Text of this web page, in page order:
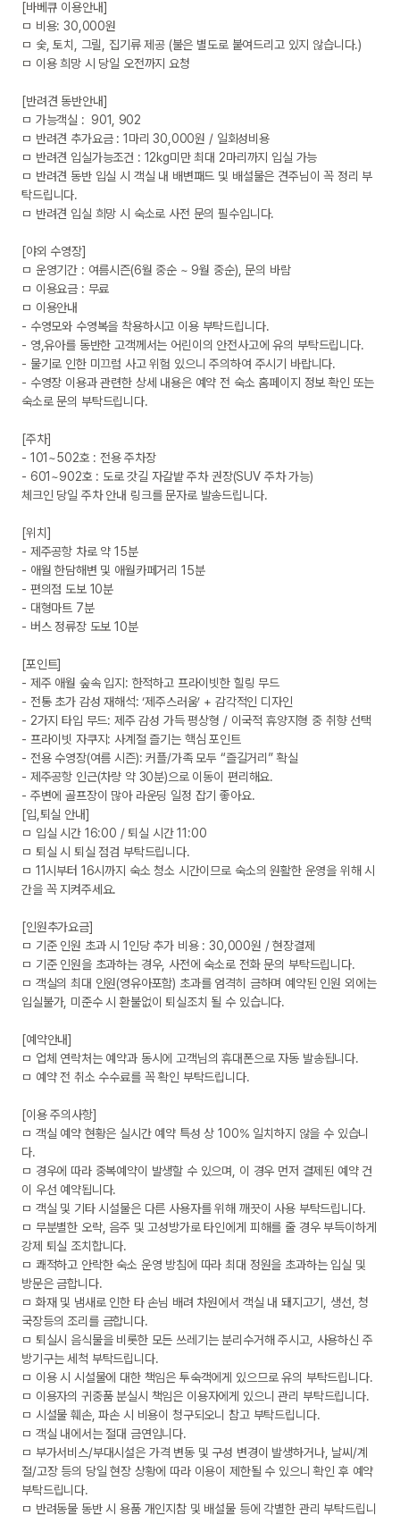
[바베큐 이용안내]
ㅁ 비용: 30,000원
ㅁ 숯, 토치, 그릴, 집기류 제공 (불은 별도로 붙여드리고 있지 않습니다.)
ㅁ 이용 희망 시 당일 오전까지 요청
[반려견 동반안내]
ㅁ 가능객실 :  901, 902
ㅁ 반려견 추가요금 : 1마리 30,000원 / 일회성비용
ㅁ 반려견 입실가능조건 : 12kg미만 최대 2마리까지 입실 가능
ㅁ 반려견 동반 입실 시 객실 내 배변패드 및 배설물은 견주님이 꼭 정리 부
탁드립니다.
ㅁ 반려견 입실 희망 시 숙소로 사전 문의 필수입니다.
[야외 수영장]
ㅁ 운영기간 : 여름시즌(6월 중순 ~ 9월 중순), 문의 바람
ㅁ 이용요금 : 무료
ㅁ 이용안내
- 수영모와 수영복을 착용하시고 이용 부탁드립니다.
- 영,유아를 동반한 고객께서는 어린이의 안전사고에 유의 부탁드립니다.
- 물기로 인한 미끄럼 사고 위험 있으니 주의하여 주시기 바랍니다.
- 수영장 이용과 관련한 상세 내용은 예약 전 숙소 홈페이지 정보 확인 또는
숙소로 문의 부탁드립니다.
[주차]
- 101~502호 : 전용 주차장
- 601~902호 : 도로 갓길 자갈밭 주차 권장(SUV 주차 가능)
체크인 당일 주차 안내 링크를 문자로 발송드립니다.
[위치]
- 제주공항 차로 약 15분
- 애월 한담해변 및 애월카페거리 15분
- 편의점 도보 10분
- 대형마트 7분
- 버스 정류장 도보 10분
[포인트]
- 제주 애월 숲속 입지: 한적하고 프라이빗한 힐링 무드
- 전통 초가 감성 재해석: ‘제주스러움’ + 감각적인 디자인
- 2가지 타입 무드: 제주 감성 가득 평상형 / 이국적 휴양지형 중 취향 선택
- 프라이빗 자쿠지: 사계절 즐기는 핵심 포인트
- 전용 수영장(여름 시즌): 커플/가족 모두 “즐길거리” 확실
- 제주공항 인근(차량 약 30분)으로 이동이 편리해요.
- 주변에 골프장이 많아 라운딩 일정 잡기 좋아요.
[입,퇴실 안내]
ㅁ 입실 시간 16:00 / 퇴실 시간 11:00
ㅁ 퇴실 시 퇴실 점검 부탁드립니다.
ㅁ 11시부터 16시까지 숙소 청소 시간이므로 숙소의 원활한 운영을 위해 시
간을 꼭 지켜주세요.
[인원추가요금]
ㅁ 기준 인원 초과 시 1인당 추가 비용 : 30,000원 / 현장결제
ㅁ 기준 인원을 초과하는 경우, 사전에 숙소로 전화 문의 부탁드립니다.
ㅁ 객실의 최대 인원(영유아포함) 초과를 엄격히 금하며 예약된 인원 외에는
입실불가, 미준수 시 환불없이 퇴실조치 될 수 있습니다.
[예약안내]
ㅁ 업체 연락처는 예약과 동시에 고객님의 휴대폰으로 자동 발송됩니다.
ㅁ 예약 전 취소 수수료를 꼭 확인 부탁드립니다.
[이용 주의사항]
ㅁ 객실 예약 현황은 실시간 예약 특성 상 100% 일치하지 않을 수 있습니
다.
ㅁ 경우에 따라 중복예약이 발생할 수 있으며, 이 경우 먼저 결제된 예약 건
이 우선 예약됩니다.
ㅁ 객실 및 기타 시설물은 다른 사용자를 위해 깨끗이 사용 부탁드립니다.
ㅁ 무분별한 오락, 음주 및 고성방가로 타인에게 피해를 줄 경우 부득이하게
강제 퇴실 조치합니다.
ㅁ 쾌적하고 안락한 숙소 운영 방침에 따라 최대 정원을 초과하는 입실 및
방문은 금합니다.
ㅁ 화재 및 냄새로 인한 타 손님 배려 차원에서 객실 내 돼지고기, 생선, 청
국장등의 조리를 금합니다.
ㅁ 퇴실시 음식물을 비롯한 모든 쓰레기는 분리수거해 주시고, 사용하신 주
방기구는 세척 부탁드립니다.
ㅁ 이용 시 시설물에 대한 책임은 투숙객에게 있으므로 유의 부탁드립니다.
ㅁ 이용자의 귀중품 분실시 책임은 이용자에게 있으니 관리 부탁드립니다.
ㅁ 시설물 훼손, 파손 시 비용이 청구되오니 참고 부탁드립니다.
ㅁ 객실 내에서는 절대 금연입니다.
ㅁ 부가서비스/부대시설은 가격 변동 및 구성 변경이 발생하거나, 날씨/계
절/고장 등의 당일 현장 상황에 따라 이용이 제한될 수 있으니 확인 후 예약
부탁드립니다.
ㅁ 반려동물 동반 시 용품 개인지참 및 배설물 등에 각별한 관리 부탁드립니